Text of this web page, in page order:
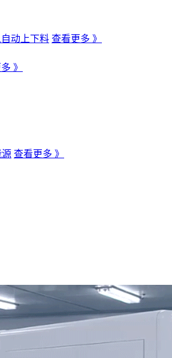
动上下料 查看更多 》
》
查看更多 》